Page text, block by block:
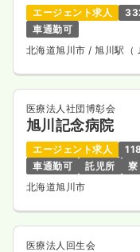
エージェント求人
車通勤可
北海道旭川市 / 旭川駅（
医療法人社団博彰会
旭川記念病院
エージェント求人
車通勤可
託児所
寮
北海道旭川市
医療法人回生会